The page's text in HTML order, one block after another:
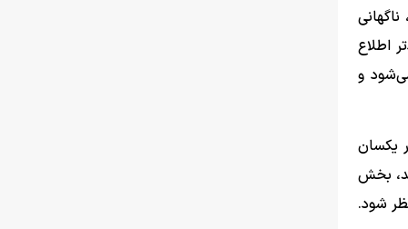
اطلاع
و
یکسان
کند، بخش
شود.